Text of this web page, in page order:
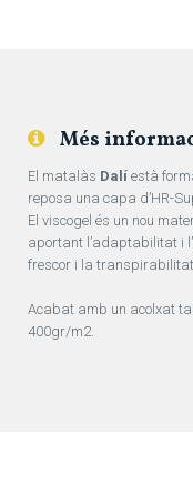
Més
El matalàs Dalí està
reposa una capa d’HR-
El viscogel és un nou
aportant l’adaptabilitat i
frescor i la transpirabilitat
Acabat amb un acolxat
400gr/m2.